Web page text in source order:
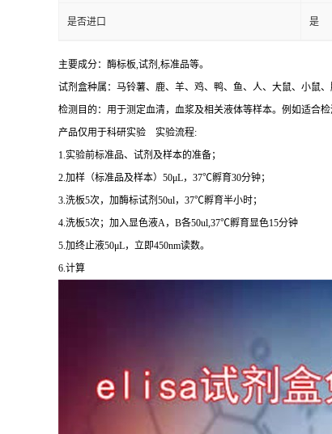
是否进口 是
主要成分：酶标板,试剂,标准品等。
试剂盒种属：马铃薯、鹿、羊、鸡、鸭、鱼、人、大鼠、小鼠
检测目的：用于测定血清，血浆及相关液体等样本。例如适合
产品仅用于科研实验 实验流程:
1.实验前标准品、试剂及样本的准备；
2.加样（标准品及样本）50μL，37℃孵育30分钟；
3.洗板5次，加酶标试剂50ul，37℃孵育半小时；
4.洗板5次；加入显色液A，B各50ul,37℃孵育显色15分钟
5.加终止液50μL，立即450nm读数。
6.计算